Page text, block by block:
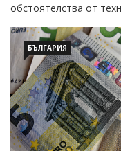
обстоятелства от
БЪЛГАРИЯ